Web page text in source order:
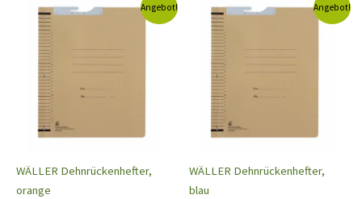
Angebot!
WÄLLER Dehnrückenhefter,
orange
Preis
war:
4,20 €
Preis
Angebot!
WÄLLER Dehnrückenhefter,
blau
Preis
war:
4,20 €
Preis